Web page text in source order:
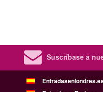
Suscríbase a